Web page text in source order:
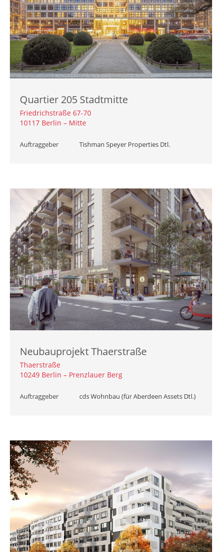
Quartier 205 Stadtmitte
Friedrichstraße 67-70
10117 Berlin – Mitte
Auftraggeber Tishman Speyer Properties Dtl.
Neubauprojekt Thaerstraße
Thaerstraße
10249 Berlin – Prenzlauer Berg
Auftraggeber cds Wohnbau (für Aberdeen Assets Dtl.)